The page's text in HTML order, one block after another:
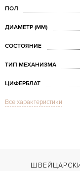
ПОЛ
ДИАМЕТР (MM)
СОСТОЯНИЕ
ТИП МЕХАНИЗМА
ЦИФЕРБЛАТ
СТЕКЛО
Все характеристики